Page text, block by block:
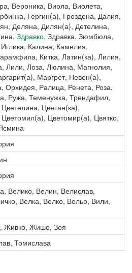
Вероника, Виола, Виолета,
Гергин(а), Гроздена, Далия,
Деляна, Дилян(а), Детелина,
Здравко, Здравка, Зюмбюла,
Калина, Камелия,
Китка, Латин(ка), Лилия,
Лили, Лоза, Люлина, Магнолия,
Маргрет, Невен(а),
Орхидея, Ралица, Ренета, Роза,
Ружа, Теменужка, Трендафил,
Цветан(ка),
Цветомир(а), Цвятко,
Велико, Велин, Велислав,
Велка, Велко, Вельо, Вили,
Живко, Жишо, Зоя
Томислава